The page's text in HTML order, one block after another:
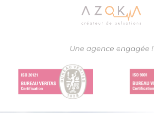
Une agence engagée !